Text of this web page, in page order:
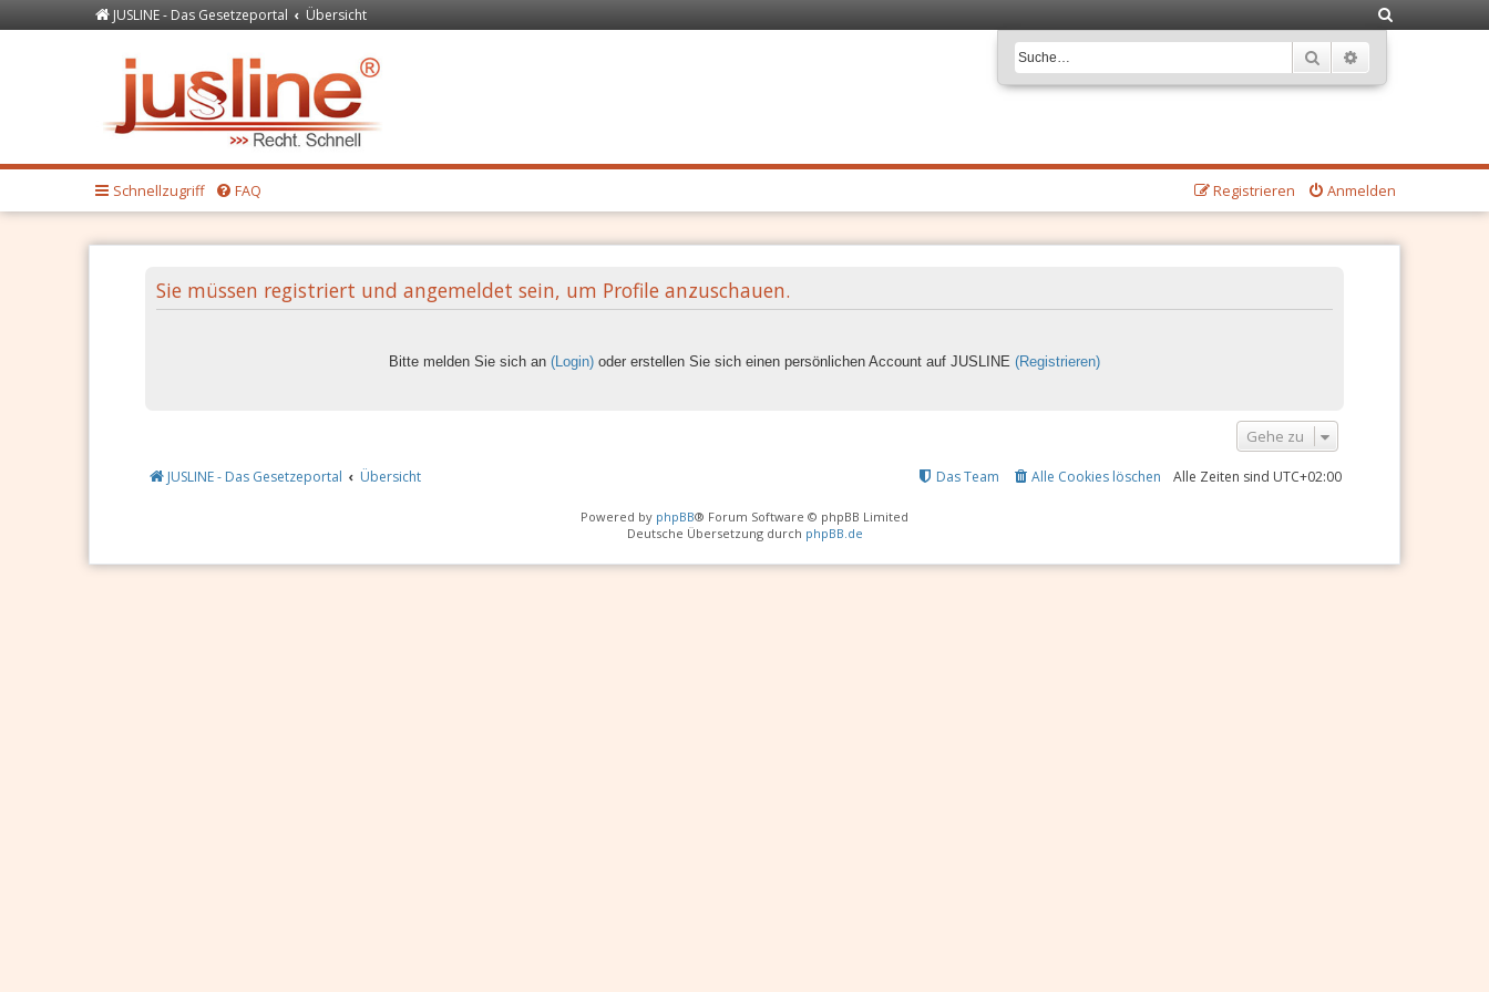
JUSLINE - Das Gesetzeportal Übersicht
Suche
Schnellzugriff FAQ Anmelden
Registrieren
Sie müssen registriert und angemeldet sein, um Profile anzuschauen.
Bitte melden Sie sich an (Login) oder erstellen Sie sich einen persönlichen Account auf JUSLINE (Registrieren)
Gehe zu
JUSLINE - Das Gesetzeportal Übersicht Alle Zeiten sind UTC+02:00
Alle Cookies löschen
Das Team
Powered by phpBB® Forum Software © phpBB Limited
Deutsche Übersetzung durch phpBB.de